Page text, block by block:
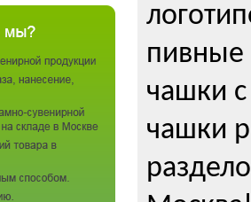
пивные
чашки
чашки